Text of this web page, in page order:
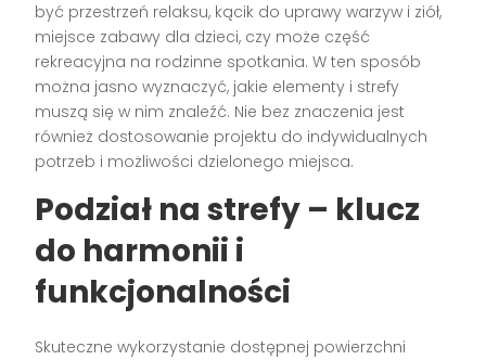
być przestrzeń relaksu, kącik do uprawy warzyw i ziół,
miejsce zabawy dla dzieci, czy może część
rekreacyjna na rodzinne spotkania. W ten sposób
można jasno wyznaczyć, jakie elementy i strefy
muszą się w nim znaleźć. Nie bez znaczenia jest
również dostosowanie projektu do indywidualnych
potrzeb i możliwości dzielonego miejsca.
Podział na strefy – klucz
do harmonii i
funkcjonalności
Skuteczne wykorzystanie dostępnej powierzchni